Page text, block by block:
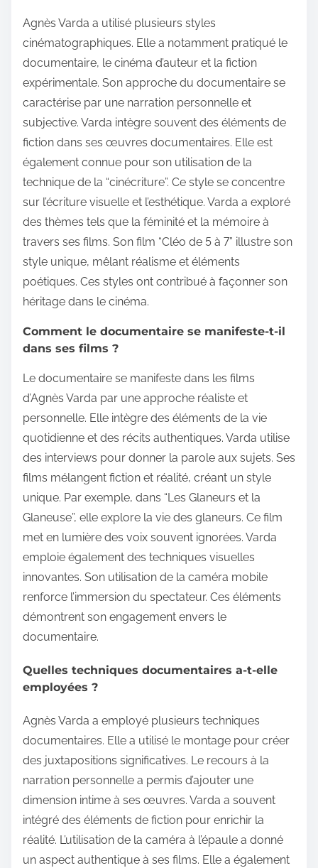
Agnès Varda a utilisé plusieurs styles
cinématographiques. Elle a notamment pratiqué le
documentaire, le cinéma d’auteur et la fiction
expérimentale. Son approche du documentaire se
caractérise par une narration personnelle et
subjective. Varda intègre souvent des éléments de
fiction dans ses œuvres documentaires. Elle est
également connue pour son utilisation de la
technique de la “cinécriture”. Ce style se concentre
sur l’écriture visuelle et l’esthétique. Varda a exploré
des thèmes tels que la féminité et la mémoire à
travers ses films. Son film “Cléo de 5 à 7” illustre son
style unique, mêlant réalisme et éléments
poétiques. Ces styles ont contribué à façonner son
héritage dans le cinéma.
Comment le documentaire se manifeste-t-il
dans ses films ?
Le documentaire se manifeste dans les films
d’Agnès Varda par une approche réaliste et
personnelle. Elle intègre des éléments de la vie
quotidienne et des récits authentiques. Varda utilise
des interviews pour donner la parole aux sujets. Ses
films mélangent fiction et réalité, créant un style
unique. Par exemple, dans “Les Glaneurs et la
Glaneuse”, elle explore la vie des glaneurs. Ce film
met en lumière des voix souvent ignorées. Varda
emploie également des techniques visuelles
innovantes. Son utilisation de la caméra mobile
renforce l’immersion du spectateur. Ces éléments
démontrent son engagement envers le
documentaire.
Quelles techniques documentaires a-t-elle
employées ?
Agnès Varda a employé plusieurs techniques
documentaires. Elle a utilisé le montage pour créer
des juxtapositions significatives. Le recours à la
narration personnelle a permis d’ajouter une
dimension intime à ses œuvres. Varda a souvent
intégré des éléments de fiction pour enrichir la
réalité. L’utilisation de la caméra à l’épaule a donné
un aspect authentique à ses films. Elle a également